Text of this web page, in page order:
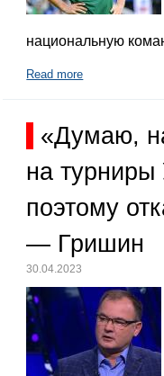
национальную
Read more
«Думаю,
на
поэтому
— Гришин
30.04.2023